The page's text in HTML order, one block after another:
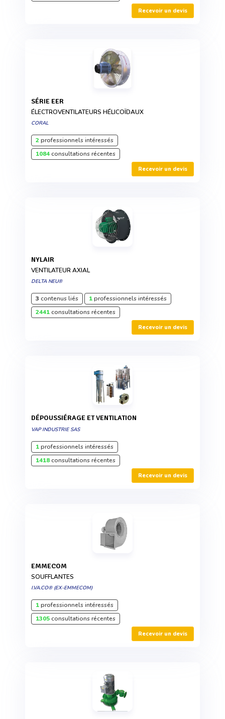
Recevoir un devis
SÉRIE EER
ÉLECTROVENTILATEURS HÉLICOÏDAUX
CORAL
2professionnels intéressés
1084consultations récentes
Recevoir un devis
NYLAIR
VENTILATEUR AXIAL
DELTA NEU®
3 contenus liés 1professionnels intéressés
2441consultations récentes
Recevoir un devis
DÉPOUSSIÉRAGE ET VENTILATION
VAP INDUSTRIE SAS
1professionnels intéressés
1418consultations récentes
Recevoir un devis
EMMECOM
SOUFFLANTES
I.VA.CO® (EX-EMMECOM)
1professionnels intéressés
1305consultations récentes
Recevoir un devis